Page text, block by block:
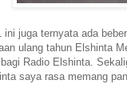
ini juga ternyata ada
ulang tahun Elshinta
Radio Elshinta.
saya rasa memang